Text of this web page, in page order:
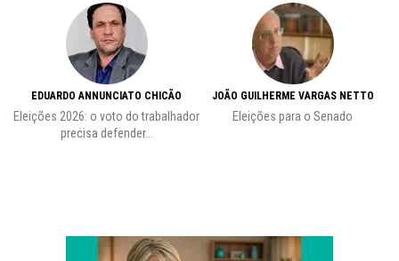
EDUARDO ANNUNCIATO CHICÃO
Eleições 2026: o voto do trabalhador
precisa defender...
JOÃO GUILHERME VARGAS NETTO
Eleições para o Senado